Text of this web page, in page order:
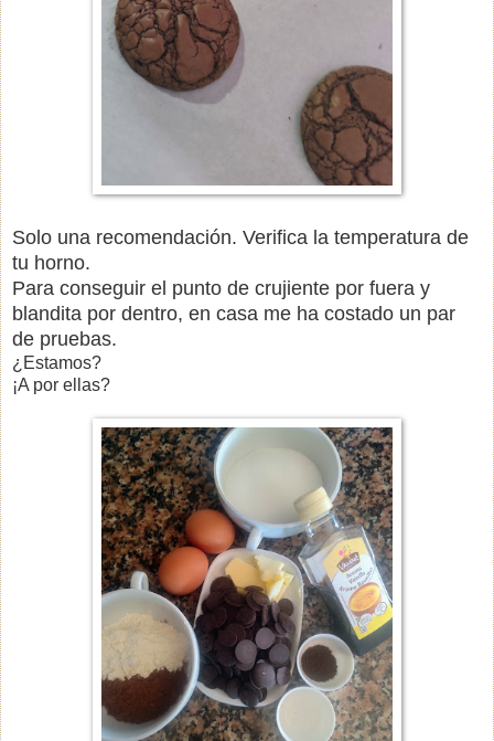
Solo una recomendación. Verifica la temperatura de
tu horno.
Para conseguir el punto de crujiente por fuera y
blandita por dentro, en casa me ha costado un par
de pruebas.
¿Estamos?
¡A por ellas?